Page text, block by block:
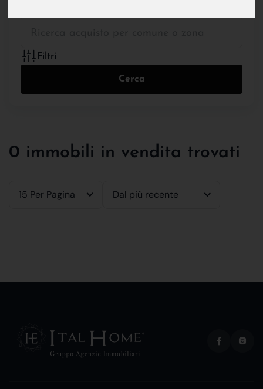
Filtri
Cerca
0 immobili in vendita trovati
15 Per Pagina Dal più recente